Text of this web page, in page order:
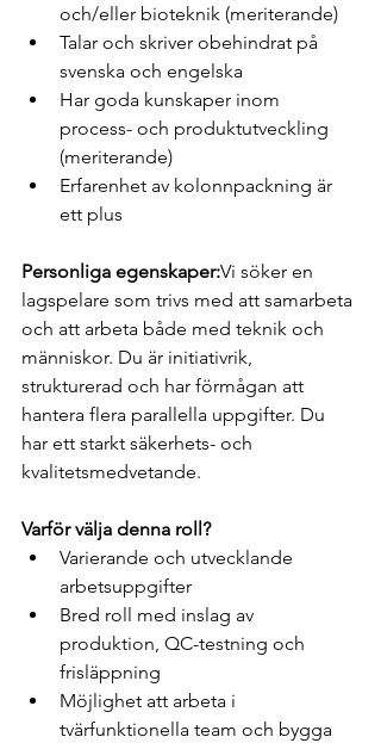
och/eller bioteknik (meriterande)
Talar och skriver obehindrat på
svenska och engelska
Har goda kunskaper inom
process- och produktutveckling
(meriterande)
Erfarenhet av kolonnpackning är
ett plus
Personliga egenskaper:Vi söker en
lagspelare som trivs med att samarbeta
och att arbeta både med teknik och
människor. Du är initiativrik,
strukturerad och har förmågan att
hantera flera parallella uppgifter. Du
har ett starkt säkerhets- och
kvalitetsmedvetande.
Varför välja denna roll?
Varierande och utvecklande
arbetsuppgifter
Bred roll med inslag av
produktion, QC-testning och
frisläppning
Möjlighet att arbeta i
tvärfunktionella team och bygga